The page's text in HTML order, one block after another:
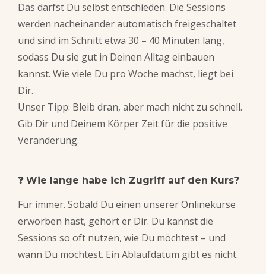
Das darfst Du selbst entschieden. Die Sessions
werden nacheinander automatisch freigeschaltet
und sind im Schnitt etwa 30 – 40 Minuten lang,
sodass Du sie gut in Deinen Alltag einbauen
kannst. Wie viele Du pro Woche machst, liegt bei
Dir.
Unser Tipp: Bleib dran, aber mach nicht zu schnell.
Gib Dir und Deinem Körper Zeit für die positive
Veränderung.
❓ Wie lange habe ich Zugriff auf den Kurs?
Für immer. Sobald Du einen unserer Onlinekurse
erworben hast, gehört er Dir. Du kannst die
Sessions so oft nutzen, wie Du möchtest – und
wann Du möchtest. Ein Ablaufdatum gibt es nicht.